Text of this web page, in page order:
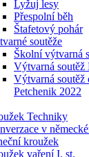
Lyžuj lesy
Přespolní běh
Štafetový pohár
soutěže
Školní výtvarná
Výtvarná soutěž
Výtvarná soutěž
Petchenik 2022
Techniky
v
kroužek
vaření I. st.